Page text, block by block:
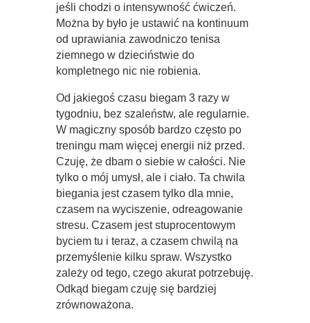
jeśli chodzi o intensywność ćwiczeń.
Można by było je ustawić na kontinuum
od uprawiania zawodniczo tenisa
ziemnego w dzieciństwie do
kompletnego nic nie robienia.
Od jakiegoś czasu biegam 3 razy w
tygodniu, bez szaleństw, ale regularnie.
W magiczny sposób bardzo często po
treningu mam więcej energii niż przed.
Czuję, że dbam o siebie w całości. Nie
tylko o mój umysł, ale i ciało. Ta chwila
biegania jest czasem tylko dla mnie,
czasem na wyciszenie, odreagowanie
stresu. Czasem jest stuprocentowym
byciem tu i teraz, a czasem chwilą na
przemyślenie kilku spraw. Wszystko
zależy od tego, czego akurat potrzebuję.
Odkąd biegam czuję się bardziej
zrównoważona.